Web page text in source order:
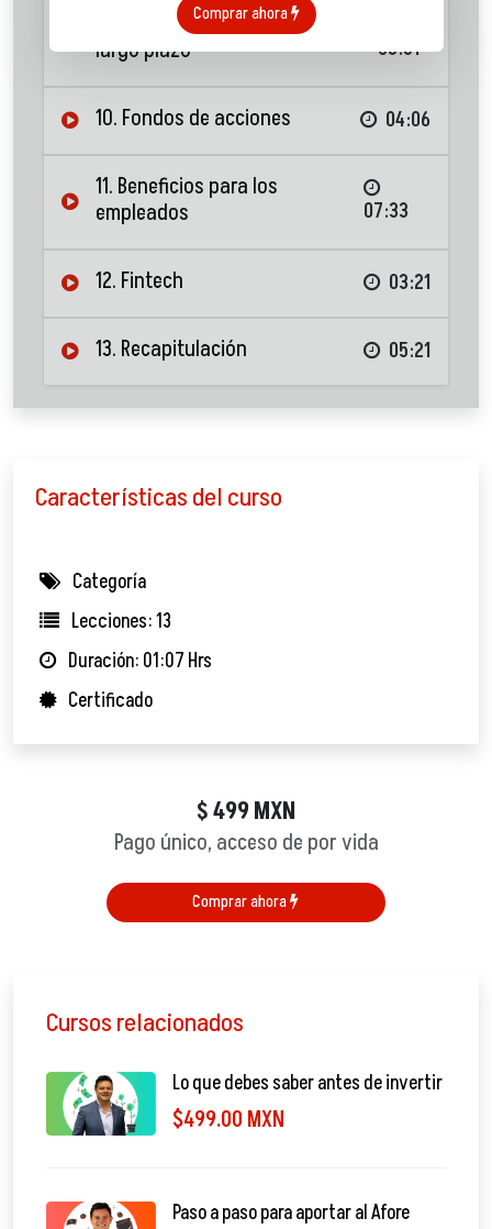
9. Instrumentos de inversión a
largo plazo
05:31
10. Fondos de acciones 04:06
11. Beneficios para los
empleados
07:33
12. Fintech 03:21
13. Recapitulación 05:21
Comprar ahora
Características del curso
Categoría
Lecciones: 13
Duración: 01:07 Hrs
Certificado
$499 MXN
Pago único, acceso de por vida
Comprar ahora
Cursos relacionados
Lo que debes saber antes de invertir
$499.00 MXN
Paso a paso para aportar al Afore